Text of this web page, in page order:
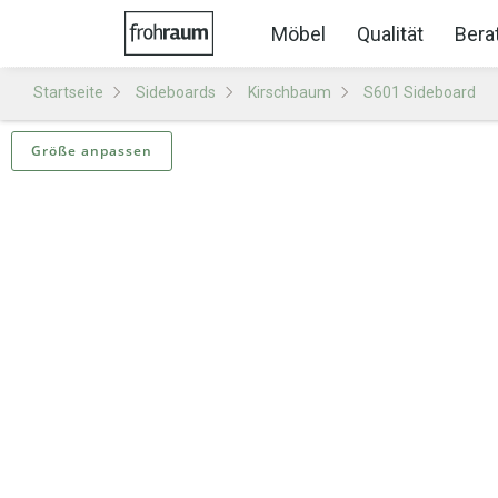
Möbel Qualität
Startseite Sideboards Kirschbaum S601 Sideboard
Größe anpassen